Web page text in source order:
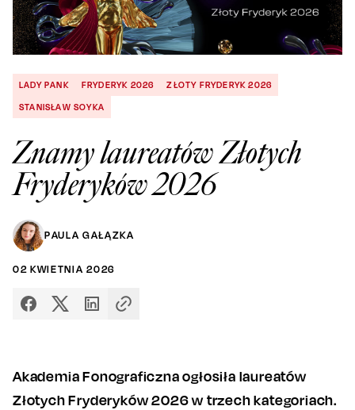
LADY PANK FRYDERYK 2026
ZŁOTY FRYDERYK 2026
STANISŁAW SOYKA
Znamy laureatów Złotych
Fryderyków 2026
PAULA GAŁĄZKA
02 KWIETNIA 2026
Akademia Fonograficzna ogłosiła laureatów
Złotych Fryderyków 2026 w trzech kategoriach.